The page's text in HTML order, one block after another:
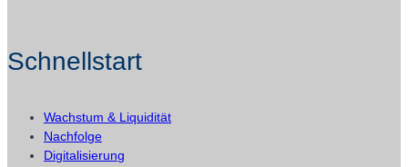
Schnellstart
Wachstum & Liquidität
Nachfolge
Digitalisierung